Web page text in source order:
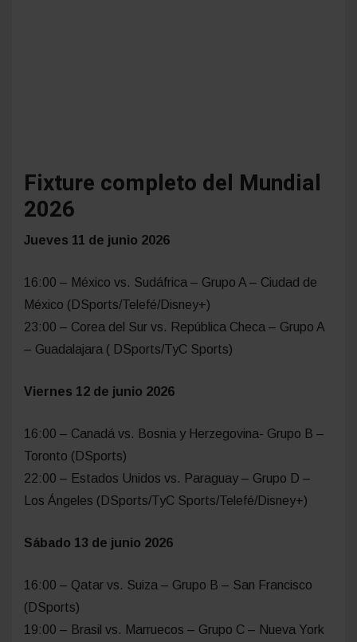
Fixture completo del Mundial
2026
Jueves 11 de junio 2026
16:00 – México vs. Sudáfrica – Grupo A – Ciudad de
México (DSports/Telefé/Disney+)
23:00 – Corea del Sur vs. República Checa – Grupo A
– Guadalajara ( DSports/TyC Sports)
Viernes 12 de junio 2026
16:00 – Canadá vs. Bosnia y Herzegovina- Grupo B –
Toronto (DSports)
22:00 – Estados Unidos vs. Paraguay – Grupo D –
Los Ángeles (DSports/TyC Sports/Telefé/Disney+)
Sábado 13 de junio 2026
16:00 – Qatar vs. Suiza – Grupo B – San Francisco
(DSports)
19:00 – Brasil vs. Marruecos – Grupo C – Nueva York